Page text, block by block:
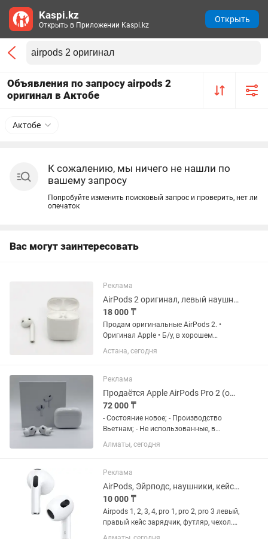
Объявления по запросу airpods 2
оригинал в Актобе
Актобе
К сожалению, мы ничего не нашли по
вашему запросу
Попробуйте изменить поисковый запрос и проверить, нет ли
опечаток
Вас могут заинтересовать
Реклама
AirPods 2 оригинал, левый наушник и кейс
18 000 ₸
Продам оригинальные AirPods 2. •
Оригинал Apple • Б/у, в хорошем
состоянии • Левый наушник +
оригинальный зарядный кейс •
Всё работает исправно Отлично
подойдет...
Астана, сегодня
Реклама
Продаётся Apple AirPods Pro 2 (оригинал)
72 000 ₸
- Состояние новое; - Производство
Вьетнам; - Не использованные, в
чистом виде (все видно на фото); -
Продукт можно использовать и со
(Samsung, Xiaomi, Realme и т.п.); - В...
Алматы, сегодня
Реклама
AirPods, Эйрподс, наушники, кейс, футляр, чехол
10 000 ₸
Airpods 1, 2, 3, 4, pro 1, pro 2, pro 3 левый,
правый кейс зарядчик, футляр, чехол.
модели; A1531, А2031, А2084, А2564,,
Kaspi.kz
Открыть в Приложении Kaspi.kz
Открыть